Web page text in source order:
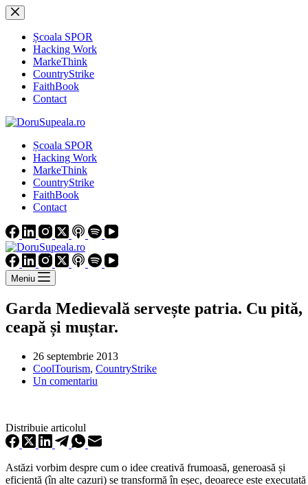
Sari
la
conținutȘcoala SPOR
Hacking Work
MarkeThink
CountryStrike
FaithBook
Contact
Școala SPOR
Hacking Work
MarkeThink
CountryStrike
FaithBook
Contact
Meniu
Garda Medievală servește patria. Cu pită,
ceapă și muștar.
26 septembrie 2013
CoolTourism, CountryStrike
Un comentariu
Distribuie articolul
Astăzi vorbim despre cum o idee creativă frumoasă, generoasă și
eficientă (în alte cazuri) se transformă în eșec, deoarece este executată